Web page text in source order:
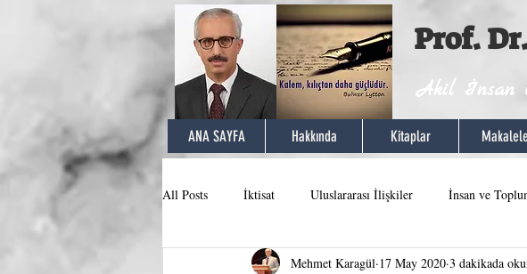
Prof.
Akil İnsan
ANA SAYFA Hakkında Kitaplar
All Posts İktisat Uluslararası İlişkiler İnsan ve
Mehmet Karagül 17 May 2020 3 dakikada